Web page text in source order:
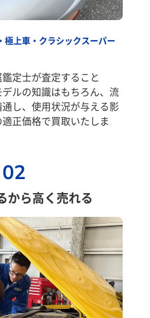
極上車・クラシックスーパー
定士が査定すること
ルの知識はもちろん、流
し、使用状況が与える影
正価格で買取いたしま
02
から高く売れる